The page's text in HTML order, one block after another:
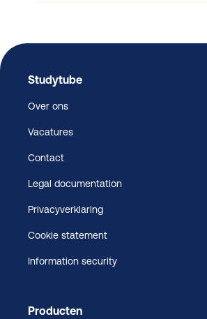
Studytube
Over ons
Vacatures
Contact
Legal documentation
Privacyverklaring
Cookie statement
Information security
Producten